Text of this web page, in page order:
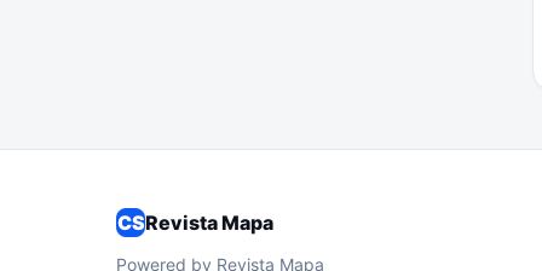
CSRevista Mapa
Powered by Revista Mapa